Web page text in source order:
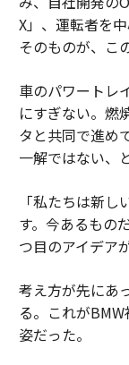
X」、運転者を
そのものが、こ
車のパワートレ
にすぎない。燃
タと共同で進め
一解ではない、
「私たちは新
す。今あるもの
つ目のアイデア
考え方が先にあ
る。これが
姿だった。